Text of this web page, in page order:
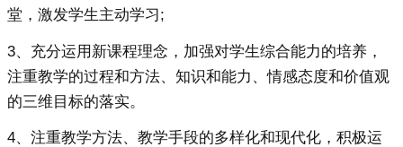
堂，激发学生主动学习;
3、充分运用新课程理念，加强对学生综合能力的培养，
注重教学的过程和方法、知识和能力、情感态度和价值观
的三维目标的落实。
4、注重教学方法、教学手段的多样化和现代化，积极运